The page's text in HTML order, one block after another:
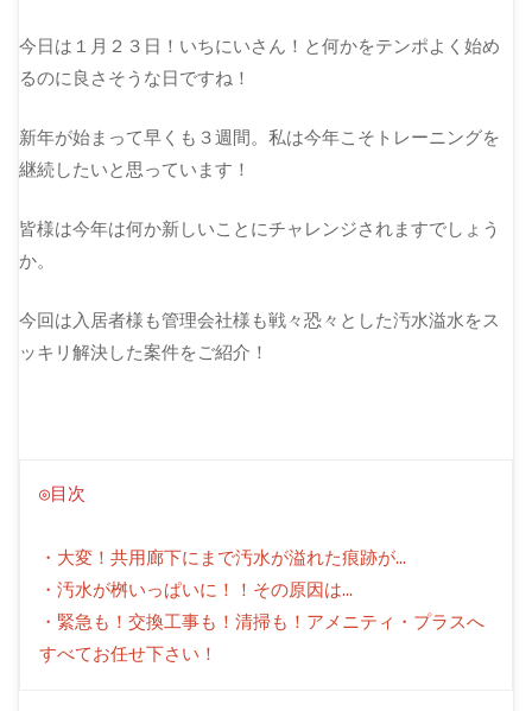
今日は１月２３日！いちにいさん！と何かをテンポよく始め
るのに良さそうな日ですね！
新年が始まって早くも３週間。私は今年こそトレーニングを
継続したいと思っています！
皆様は今年は何か新しいことにチャレンジされますでしょう
か。
今回は入居者様も管理会社様も戦々恐々とした汚水溢水をス
ッキリ解決した案件をご紹介！
◎目次
・大変！共用廊下にまで汚水が溢れた痕跡が…
・汚水が桝いっぱいに！！その原因は…
・緊急も！交換工事も！清掃も！アメニティ・プラスへ
すべてお任せ下さい！